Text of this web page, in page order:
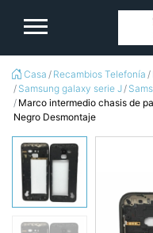
Casa Recambios Telefonía
Samsung galaxy serie J
Marco intermedio chasis de
Negro Desmontaje